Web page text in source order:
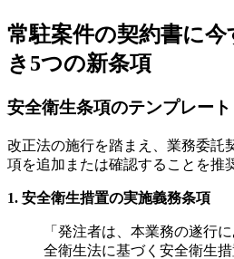
常駐案件の契約書に
き5つの新条項
安全衛生条項のテンプレー
改正法の施行を踏まえ、業務委託
項を追加または確認することを推
1. 安全衛生措置の実施義務条項
「発注者は、本業務の遂行
全衛生法に基づく安全衛生